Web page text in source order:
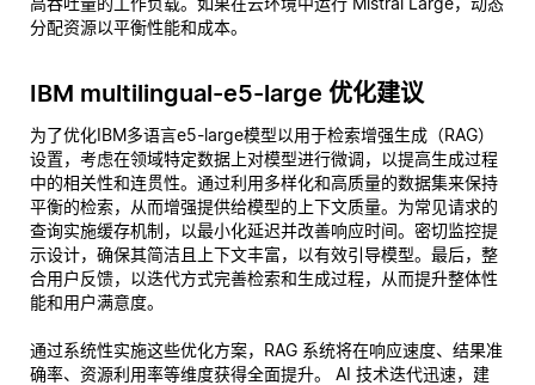
分配资源以平衡性能和成本。
IBM multilingual-e5-large 优化建议
为了优化IBM多语言e5-large模型以用于检索增强生成（RAG）
设置，考虑在领域特定数据上对模型进行微调，以提高生成过程
中的相关性和连贯性。通过利用多样化和高质量的数据集来保持
平衡的检索，从而增强提供给模型的上下文质量。为常见请求的
查询实施缓存机制，以最小化延迟并改善响应时间。密切监控提
示设计，确保其简洁且上下文丰富，以有效引导模型。最后，整
合用户反馈，以迭代方式完善检索和生成过程，从而提升整体性
能和用户满意度。
通过系统性实施这些优化方案，RAG 系统将在响应速度、结果准
确率、资源利用率等维度获得全面提升。 AI 技术迭代迅速，建